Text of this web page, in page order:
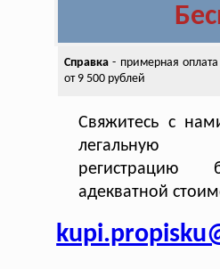
Справка- примерная оплата
от 9 500 рублей
Свяжитесь с
легальную
регистрацию
адекватной